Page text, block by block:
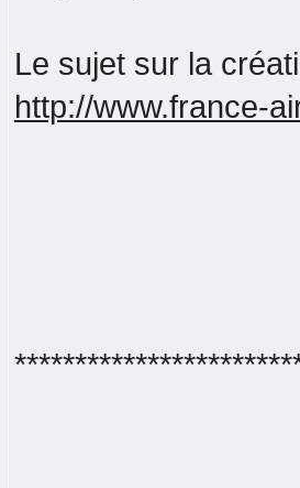
Le sujet sur la
http://www.france-